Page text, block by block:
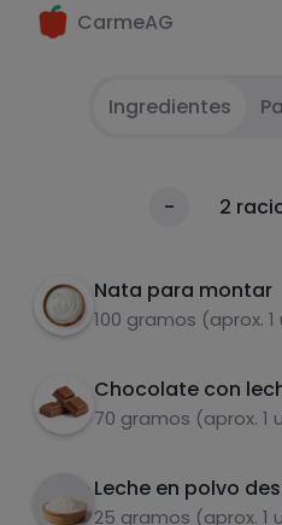
CarmeAG
Ingredientes
- 2
Nata para montar
100 gramos (aprox.
Chocolate con
70 gramos (aprox. 1
Leche en polvo
25 gramos (aprox. 1
Carbohidratos